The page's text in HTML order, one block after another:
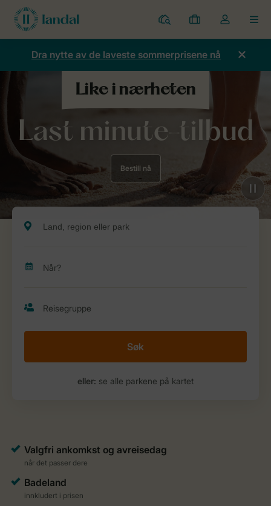
Parker
Mine
bestillinger
Toggle
the
my
Dra nytte av de laveste sommerprisene nå
Last minute-tilbud
Bestill nå
Søk
eller: se alle parkene på kartet